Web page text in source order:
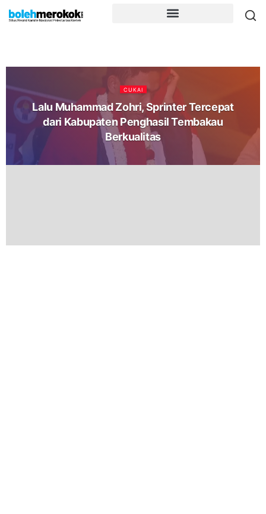
CUKAI
Lalu Muhammad Zohri, Sprinter Tercepat
dari Kabupaten Penghasil Tembakau
Berkualitas